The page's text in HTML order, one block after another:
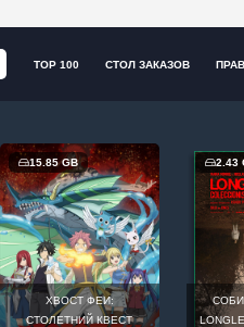
TOP 100 СТОЛ ЗАКАЗОВ
15.85 GB
ХВОСТ ФЕИ:
СТОЛЕТНИЙ КВЕСТ
2.43